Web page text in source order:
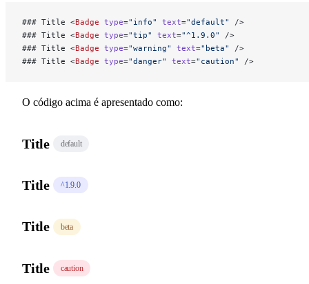
Barra Lateral
Links Anterior / Próximo
### Title <Badge type="info" text="default"
/>
### Title <Badge type="tip" text="^1.9.0"
/>
### Title <Badge type="warning" text="beta"
/>
### Title <Badge type="danger" text="caution" />
O código acima é apresentado como:
Title default
Title ^1.9.0
Title beta
Title caution